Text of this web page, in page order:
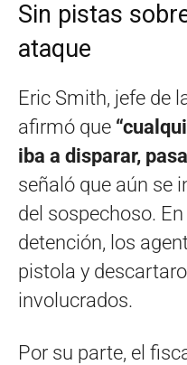
Sin pistas
ataque
Eric Smith, jefe de
afirmó que
iba a disparar,
señaló que aún se
del sospechoso.
detención, los
pistola y
involucrados.
Por su parte, el